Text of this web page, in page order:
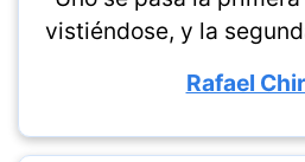
vistiéndose, y la
Rafael